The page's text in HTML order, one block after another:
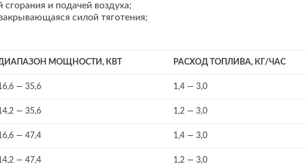
и подачей воздуха;
силой тяготения;
МОЩНОСТИ, КВТ РАСХОД ТОПЛИВА, КГ/ЧАС
— 35,6 1,4 — 3,0
— 35,6 1,2 — 3,0
— 47,4 1,4 — 3,0
— 47,4 1,2 — 3,0